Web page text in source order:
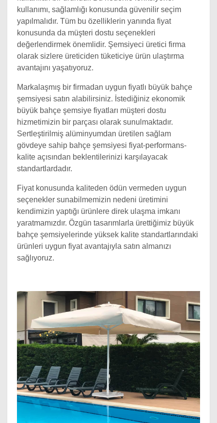
kullanımı, sağlamlığı konusunda güvenilir seçim
yapılmalıdır. Tüm bu özelliklerin yanında fiyat
konusunda da müşteri dostu seçenekleri
değerlendirmek önemlidir. Şemsiyeci üretici firma
olarak sizlere üreticiden tüketiciye ürün ulaştırma
avantajını yaşatıyoruz.
Markalaşmış bir firmadan uygun fiyatlı büyük bahçe
şemsiyesi satın alabilirsiniz. İstediğiniz ekonomik
büyük bahçe şemsiye fiyatları müşteri dostu
hizmetimizin bir parçası olarak sunulmaktadır.
Sertleştirilmiş alüminyumdan üretilen sağlam
gövdeye sahip bahçe şemsiyesi fiyat-performans-
kalite açısından beklentilerinizi karşılayacak
standartlardadır.
Fiyat konusunda kaliteden ödün vermeden uygun
seçenekler sunabilmemizin nedeni üretimini
kendimizin yaptığı ürünlere direk ulaşma imkanı
yaratmamızdır. Özgün tasarımlarla ürettiğimiz büyük
bahçe şemsiyelerinde yüksek kalite standartlarındaki
ürünleri uygun fiyat avantajıyla satın almanızı
sağlıyoruz.